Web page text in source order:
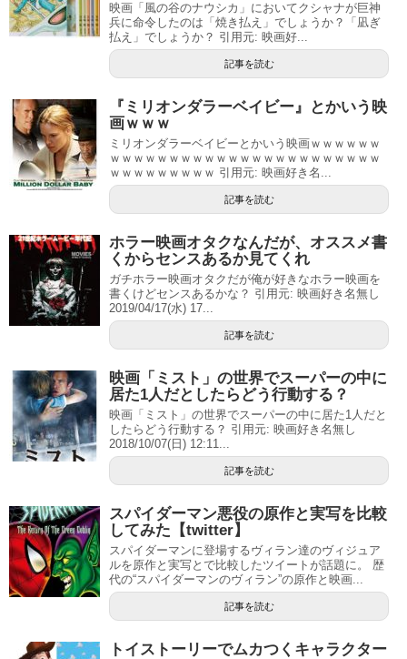
映画「風の谷のナウシカ」においてクシャナが巨神
兵に命令したのは「焼き払え」でしょうか？「凪ぎ
払え」でしょうか？ 引用元: 映画好...
記事を読む
『ミリオンダラーベイビー』とかいう映
画ｗｗｗ
ミリオンダラーベイビーとかいう映画ｗｗｗｗｗｗ
ｗｗｗｗｗｗｗｗｗｗｗｗｗｗｗｗｗｗｗｗｗｗｗ
ｗｗｗｗｗｗｗｗｗ 引用元: 映画好き名...
記事を読む
ホラー映画オタクなんだが、オススメ書
くからセンスあるか見てくれ
ガチホラー映画オタクだが俺が好きなホラー映画を
書くけどセンスあるかな？ 引用元: 映画好き名無し
2019/04/17(水) 17...
記事を読む
映画「ミスト」の世界でスーパーの中に
居た1人だとしたらどう行動する？
映画「ミスト」の世界でスーパーの中に居た1人だと
したらどう行動する？ 引用元: 映画好き名無し
2018/10/07(日) 12:11...
記事を読む
スパイダーマン悪役の原作と実写を比較
してみた【twitter】
スパイダーマンに登場するヴィラン達のヴィジュア
ルを原作と実写とで比較したツイートが話題に。 歴
代の“スパイダーマンのヴィラン”の原作と映画...
記事を読む
トイストーリーでムカつくキャラクター